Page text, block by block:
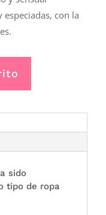
con la
sido
tipo de ropa